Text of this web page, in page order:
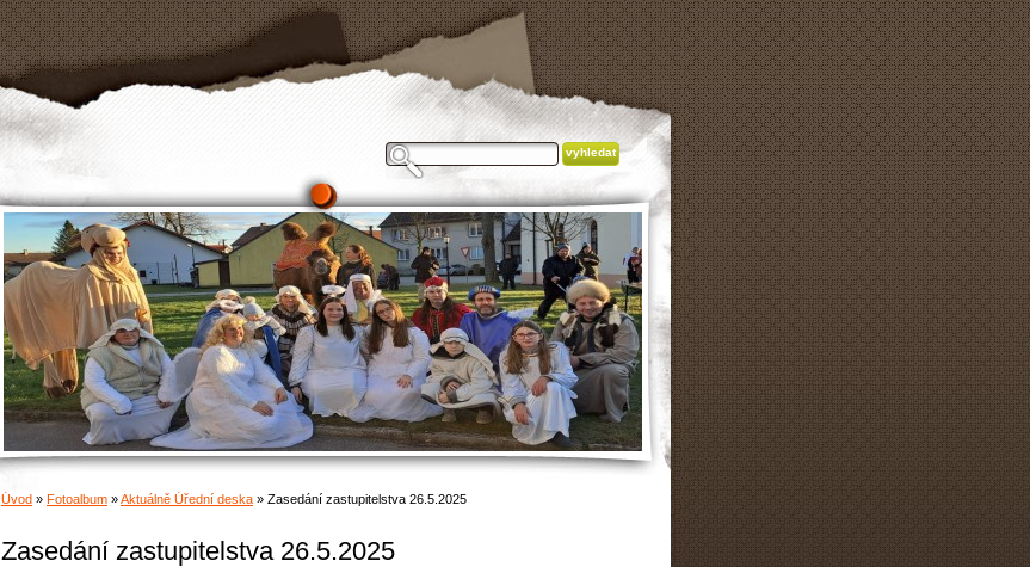
Úvod » Fotoalbum »Aktuálně Úřední deska » Zasedání zastupitelstva 26.5.2025
Zasedání zastupitelstva 26.5.2025